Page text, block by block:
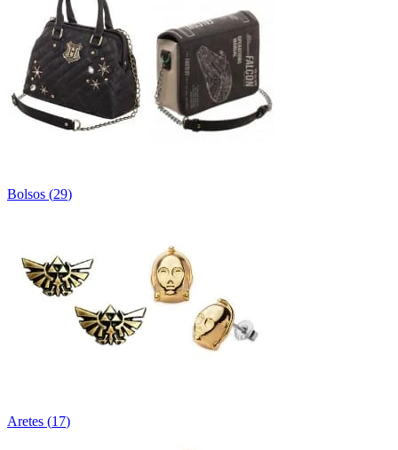
Bolsos (29)
Aretes (17)